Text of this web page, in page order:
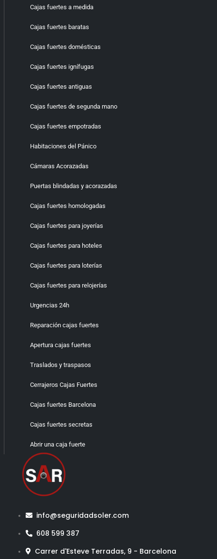
info@seguridadsoler.com
608 599 387
Carrer d'Esteve Terradas, 9 - Barcelona​
Cajas fuertes a medida
Cajas fuertes baratas
Cajas fuertes domésticas
Cajas fuertes ignífugas
Cajas fuertes antiguas
Cajas fuertes de segunda mano
Cajas fuertes empotradas
Habitaciones del Pánico
Cámaras Acorazadas
Puertas blindadas y acorazadas
Cajas fuertes homologadas
Cajas fuertes para joyerías
Cajas fuertes para hoteles
Cajas fuertes para loterías
Cajas fuertes para relojerías
Urgencias 24h
Reparación cajas fuertes
Apertura cajas fuertes
Traslados y traspasos
Cerrajeros Cajas Fuertes
Cajas fuertes Barcelona
Cajas fuertes secretas
Abrir una caja fuerte